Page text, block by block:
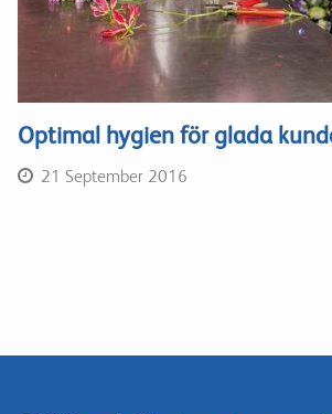
Optimal hygien för glada
21 September 2016